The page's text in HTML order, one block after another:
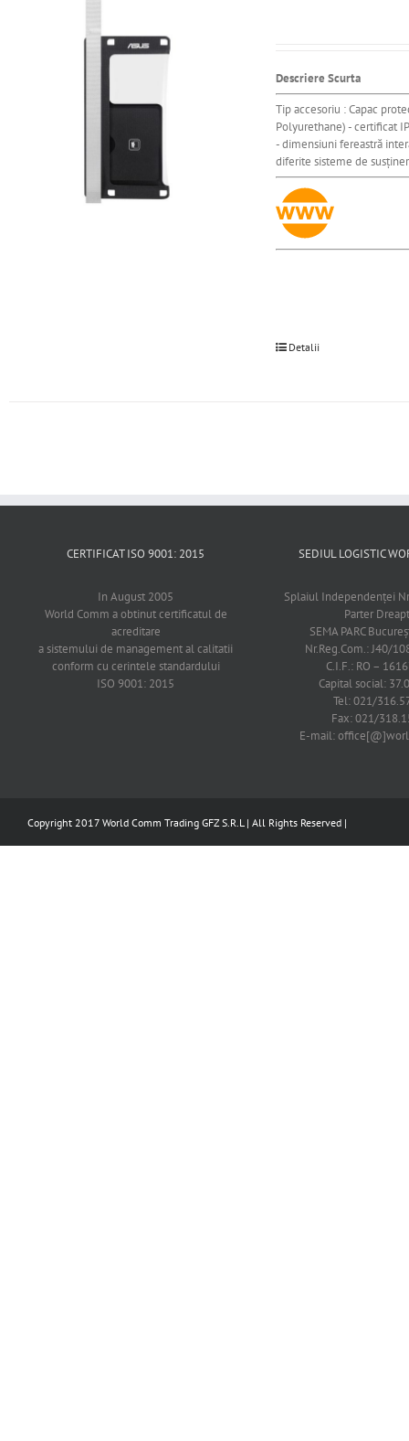
Descriere Scurta
Tip accesoriu : Capac
Polyurethane) - certificat
-dimensiuni fereastră
diferite sisteme de
Detalii
CERTIFICAT ISO 9001: 2015
In August 2005
World Comm a obtinut certificatul de
acreditare
a sistemului de management al calitatii
conform cu cerintele standardului
ISO 9001: 2015
SEDIUL LOGISTIC
Splaiul Independenţei
Parter
SEMA PARC
Nr.Reg.Com.: J40/
C.I.F.: RO –
Capital social:
Tel: 021/
Fax: 021/
E-mail:
Copyright 2017 World Comm Trading GFZ S.R.L | All Rights Reserved |